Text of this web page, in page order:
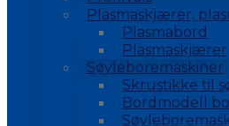
Plasmaskjærer,
Plasmabord
Plasmaskjærer
Søyleboremaskiner
Skrustikke til
Bordmodell